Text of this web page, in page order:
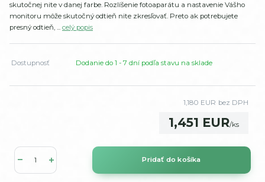
skutočnej nite v danej farbe. Rozlíšenie fotoaparátu a nastavenie Vášho
monitoru môže skutočný odtieň nite zkresľovať. Preto ak potrebujete
presný odtieň, ... celý popis
Dostupnosť Dodanie do 1 - 7 dní podľa stavu na sklade
1,451 EUR/ks
1,180 EUR bez DPH
Pridať do košíka